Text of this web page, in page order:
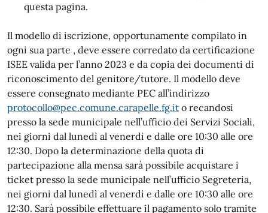
questa pagina.
Il modello di iscrizione, opportunamente compilato in
ogni sua parte , deve essere corredato da certificazione
ISEE valida per l’anno 2023 e da copia dei documenti di
riconoscimento del genitore/tutore. Il modello deve
essere consegnato mediante PEC all’indirizzo
protocollo@pec.comune.carapelle.fg.it o recandosi
presso la sede municipale nell’ufficio dei Servizi Sociali,
nei giorni dal lunedì al venerdì e dalle ore 10:30 alle ore
12:30. Dopo la determinazione della quota di
partecipazione alla mensa sarà possibile acquistare i
ticket presso la sede municipale nell’ufficio Segreteria,
nei giorni dal lunedì al venerdì e dalle ore 10:30 alle ore
12:30. Sarà possibile effettuare il pagamento solo tramite